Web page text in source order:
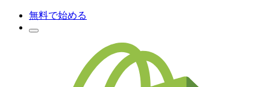
無料で始める